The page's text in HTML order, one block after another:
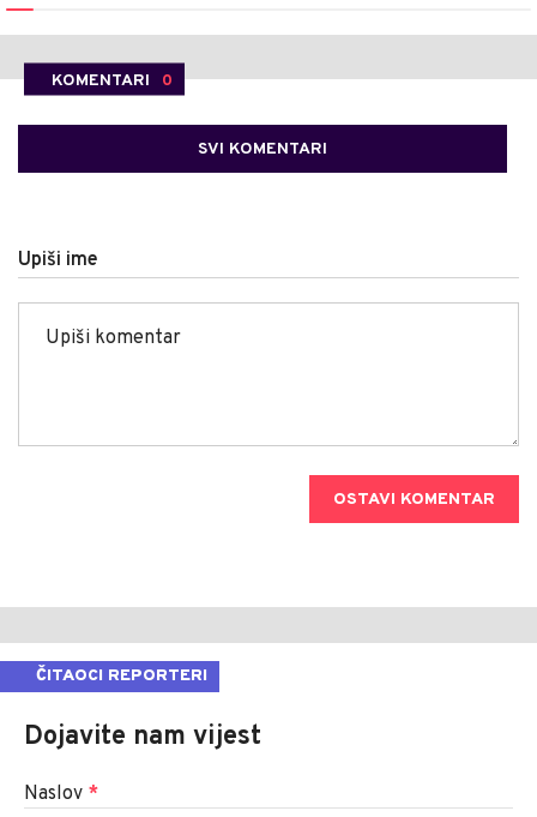
KOMENTARI 0
SVI KOMENTARI
Upiši ime
OSTAVI KOMENTAR
ČITAOCI REPORTERI
Dojavite nam vijest
Naslov *